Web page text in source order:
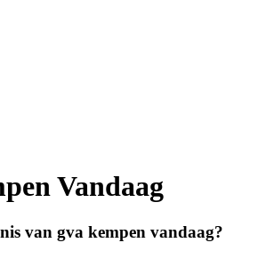
Vandaag
van gva kempen vandaag?